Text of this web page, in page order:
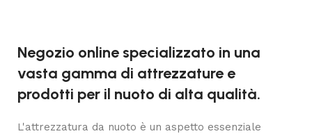
Negozio online specializzato in una
vasta gamma di attrezzature e
prodotti per il nuoto di alta qualità.
L'attrezzatura da nuoto è un aspetto essenziale